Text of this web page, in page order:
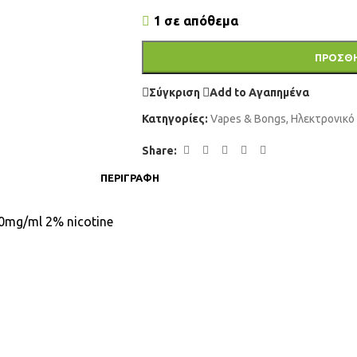
1 σε απόθεμα
Σύγκριση Add to Αγαπημένα
Κατηγορίες: Vapes & Bongs,
Share:
ΠΕΡΙΓΡΑΦΉ
ml 2% nicotine